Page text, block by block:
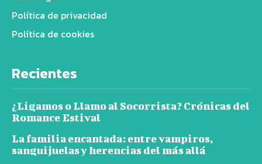
Política de privacidad
Política de cookies
Recientes
¿Ligamos o Llamo al Socorrista? Crónicas del
Romance Estival
La familia encantada: entre vampiros,
sanguijuelas y herencias del más allá